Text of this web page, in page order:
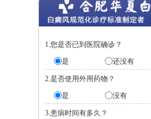
1.您是否已到医院确诊？
是
还没有
2.是否使用外用药物？
是
没有
3.患病时间有多久？